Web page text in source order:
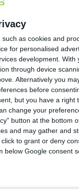
as cookies and
for personalised
development. With
through device
Alternatively you
before
but you have a right
change your
button at the bottom
and may gather and
to grant or deny
below Google consent
οποιοδήποτε
ηλεκτρονική
την ελληνική
και για τα δύο
εσωτερικό. Η
για τις
σύνδεση με την
τόσο με την
τους»,
εργάζεται στο
στην Ελλάδα,
ή σε μια
ελληνικών